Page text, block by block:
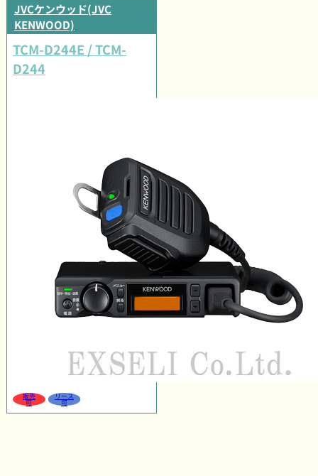
JVCケンウッド(JVC
KENWOOD)
TCM-D244E / TCM-
D244
販売
可
リース
可